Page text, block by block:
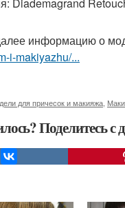
информацию о
i-makiyazhu/...
для причесок и макияжа
Поделитесь с